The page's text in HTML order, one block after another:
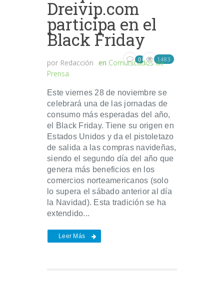
Dreivip.com
participa en el
Black Friday
por Redacción en Comunicados de
Prensa
0 1483
Este viernes 28 de noviembre se
celebrará una de las jornadas de
consumo más esperadas del año,
el Black Friday. Tiene su origen en
Estados Unidos y da el pistoletazo
de salida a las compras navideñas,
siendo el segundo día del año que
genera más beneficios en los
comercios norteamericanos (solo
lo supera el sábado anterior al día
la Navidad). Esta tradición se ha
extendido...
Leer Más